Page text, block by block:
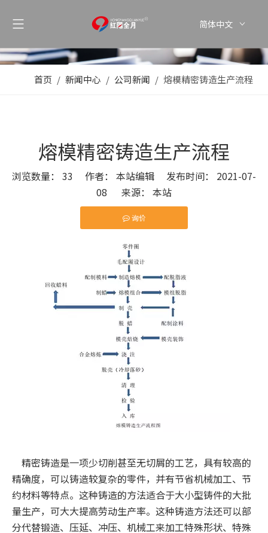
简体中文
首页 / 新闻中心 / 公司新闻 / 熔模精密铸造生产流程
熔模精密铸造生产流程
浏览数量： 33 作者： 本站编辑 发布时间： 2021-07-
08 来源： 本站
询价
["wechat","weibo","qzone","douban","email"]
精密铸造是一项少切削甚至无切屑的工艺，具有较高的
精确度，可以铸造较复杂的零件，并有节省机械加工、节
约材料等特点。这种铸造的方法适合于大小型铸件的大批
量生产，可大大提高劳动生产率。这种铸造方法还可以部
分代替锻造、压延、冲压、机械工来加工特殊形状、特殊